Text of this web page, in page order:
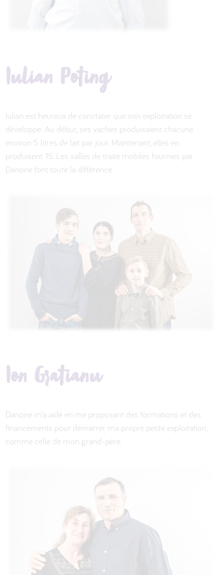
Iulian Poting
Iulian est heureux de constater que son exploitation se
développe. Au début, ses vaches produisaient chacune
environ 5 litres de lait par jour. Maintenant, elles en
produisent 15. Les salles de traite mobiles fournies par
Danone font toute la différence.
Ion Gratianu
Danone m’a aidé en me proposant des formations et des
financements pour démarrer ma propre petite exploitation,
comme celle de mon grand-père.